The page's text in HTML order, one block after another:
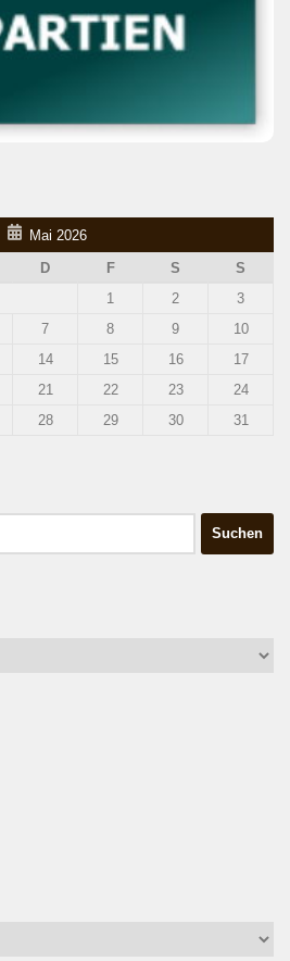
Mai 2026
D F S
S
1
2
3
7 8 9
10
14 15 16
17
21 22 23
24
28 29 30
31